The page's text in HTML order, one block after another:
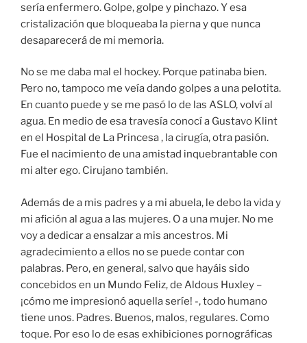
sería enfermero. Golpe, golpe y pinchazo. Y esa
cristalización que bloqueaba la pierna y que nunca
desaparecerá de mi memoria.
No se me daba mal el hockey. Porque patinaba bien.
Pero no, tampoco me veía dando golpes a una pelotita.
En cuanto puede y se me pasó lo de las ASLO, volví al
agua. En medio de esa travesía conocí a Gustavo Klint
en el Hospital de La Princesa , la cirugía, otra pasión.
Fue el nacimiento de una amistad inquebrantable con
mi alter ego. Cirujano también.
Además de a mis padres y a mi abuela, le debo la vida y
mi afición al agua a las mujeres. O a una mujer. No me
voy a dedicar a ensalzar a mis ancestros. Mi
agradecimiento a ellos no se puede contar con
palabras. Pero, en general, salvo que hayáis sido
concebidos en un Mundo Feliz, de Aldous Huxley –
¡cómo me impresionó aquella seríe! -, todo humano
tiene unos. Padres. Buenos, malos, regulares. Como
toque. Por eso lo de esas exhibiciones pornográficas